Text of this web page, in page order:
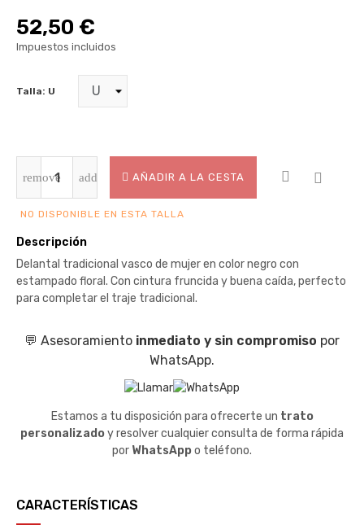
52,50 €
Impuestos incluidos
Talla: U
AÑADIR A LA CESTA
NO DISPONIBLE EN ESTA TALLA
Descripción
Delantal tradicional vasco de mujer en color negro con
estampado floral. Con cintura fruncida y buena caída, perfecto
para completar el traje tradicional.
💬 Asesoramiento inmediato y sin compromiso por
WhatsApp.
Estamos a tu disposición para ofrecerte un trato
personalizadoy resolver cualquier consulta de forma rápida
por WhatsAppo teléfono.
CARACTERÍSTICAS